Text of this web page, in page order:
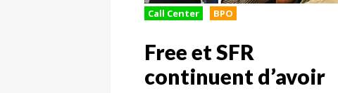
Call Center BPO
Free et SFR
continuent d’avoir